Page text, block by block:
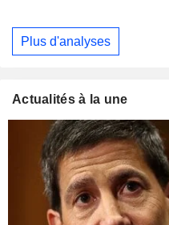
Plus d'analyses
Actualités à la une